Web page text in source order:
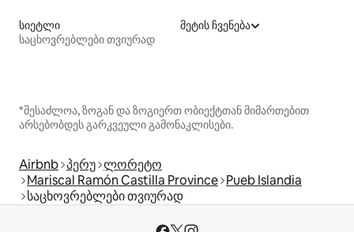
სიეტლი
საცხოვრებლები თვიურად
მეტის ჩვენება
*შესაძლოა, ზოგან და ზოგიერთ ობიექტთან მიმართებით
არსებობდეს გარკვეული გამონაკლისები.
Airbnb პერუ ლორეტო
Mariscal Ramón Castilla Province Pueb Islandia
საცხოვრებლები თვიურად